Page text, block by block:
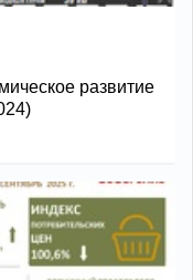
развитие